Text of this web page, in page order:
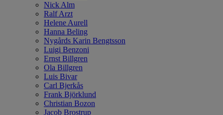
Nick Alm
Ralf Arzt
Helene Aurell
Hanna Beling
Nygårds Karin Bengtsson
Luigi Benzoni
Ernst Billgren
Ola Billgren
Luis Bivar
Carl Bjerkås
Frank Björklund
Christian Bozon
Jacob Brostrup